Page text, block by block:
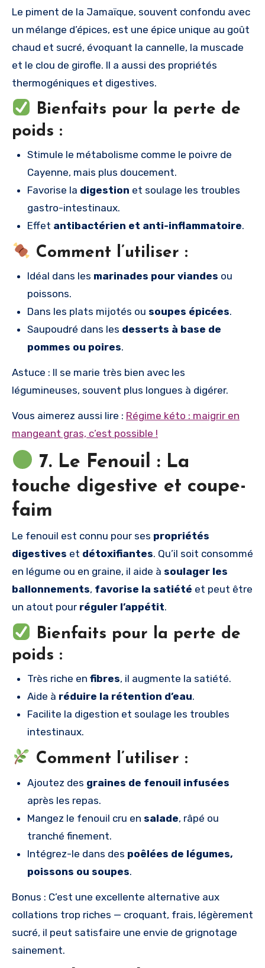
Le piment de la Jamaïque, souvent confondu avec
un mélange d’épices, est une épice unique au goût
chaud et sucré, évoquant la cannelle, la muscade
et le clou de girofle. Il a aussi des propriétés
thermogéniques et digestives.
Bienfaits pour la perte de
poids :
Stimule le métabolisme comme le poivre de
Cayenne, mais plus doucement.
Favorise la digestion et soulage les troubles
gastro-intestinaux.
Effet antibactérien et anti-inflammatoire.
Comment l’utiliser :
Idéal dans les marinades pour viandes ou
poissons.
Dans les plats mijotés ou soupes épicées.
Saupoudré dans les desserts à base de
pommes ou poires.
Astuce : Il se marie très bien avec les
légumineuses, souvent plus longues à digérer.
Vous aimerez aussi lire : Régime kéto : maigrir en
mangeant gras, c’est possible !
7. Le Fenouil : La
touche digestive et coupe-
faim
Le fenouil est connu pour ses propriétés
digestives et détoxifiantes. Qu’il soit consommé
en légume ou en graine, il aide à soulager les
ballonnements, favorise la satiété et peut être
un atout pour réguler l’appétit.
Bienfaits pour la perte de
poids :
Très riche en fibres, il augmente la satiété.
Aide à réduire la rétention d’eau.
Facilite la digestion et soulage les troubles
intestinaux.
Comment l’utiliser :
Ajoutez des graines de fenouil infusées
après les repas.
Mangez le fenouil cru en salade, râpé ou
tranché finement.
Intégrez-le dans des poêlées de légumes,
poissons ou soupes.
Bonus : C’est une excellente alternative aux
collations trop riches — croquant, frais, légèrement
sucré, il peut satisfaire une envie de grignotage
sainement.